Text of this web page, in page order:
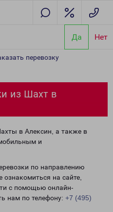
Да Нет
перевозку
из Шахт в
в Алексин, а также в
и
по направлению
на сайте,
с помощью онлайн-
нам по телефону: +7 (495)